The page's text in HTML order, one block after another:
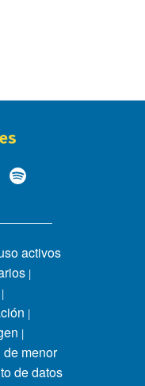
activos
|
|
|
|
menor
de datos